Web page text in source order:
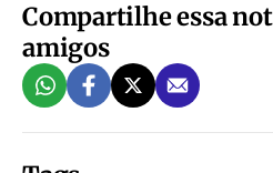
Compartilhe essa
amigos